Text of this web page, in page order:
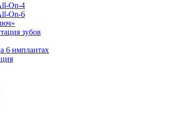
On-4
On-6
зубов
6 имплантах